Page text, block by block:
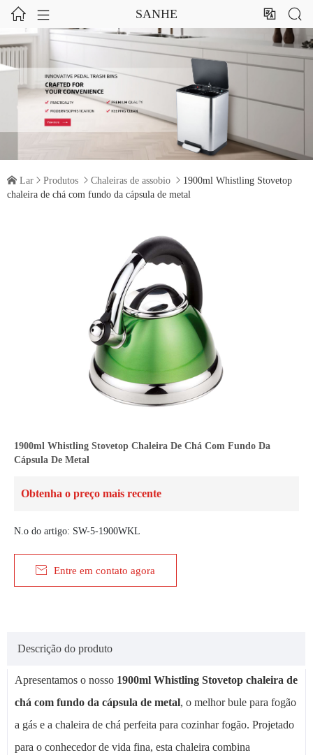
  SANHE  
 Lar  Produtos  Chaleiras de assobio  1900ml Whistling Stovetop
chaleira de chá com fundo da cápsula de metal
1900ml Whistling Stovetop Chaleira De Chá Com Fundo Da
Cápsula De Metal
Obtenha o preço mais recente
N.o do artigo: SW-5-1900WKL
 Entre em contato agora
Descrição do produto
Apresentamos o nosso 1900ml Whistling Stovetop chaleira de
chá com fundo da cápsula de metal, o melhor bule para fogão
a gás e a chaleira de chá perfeita para cozinhar fogão. Projetado
para o conhecedor de vida fina, esta chaleira combina